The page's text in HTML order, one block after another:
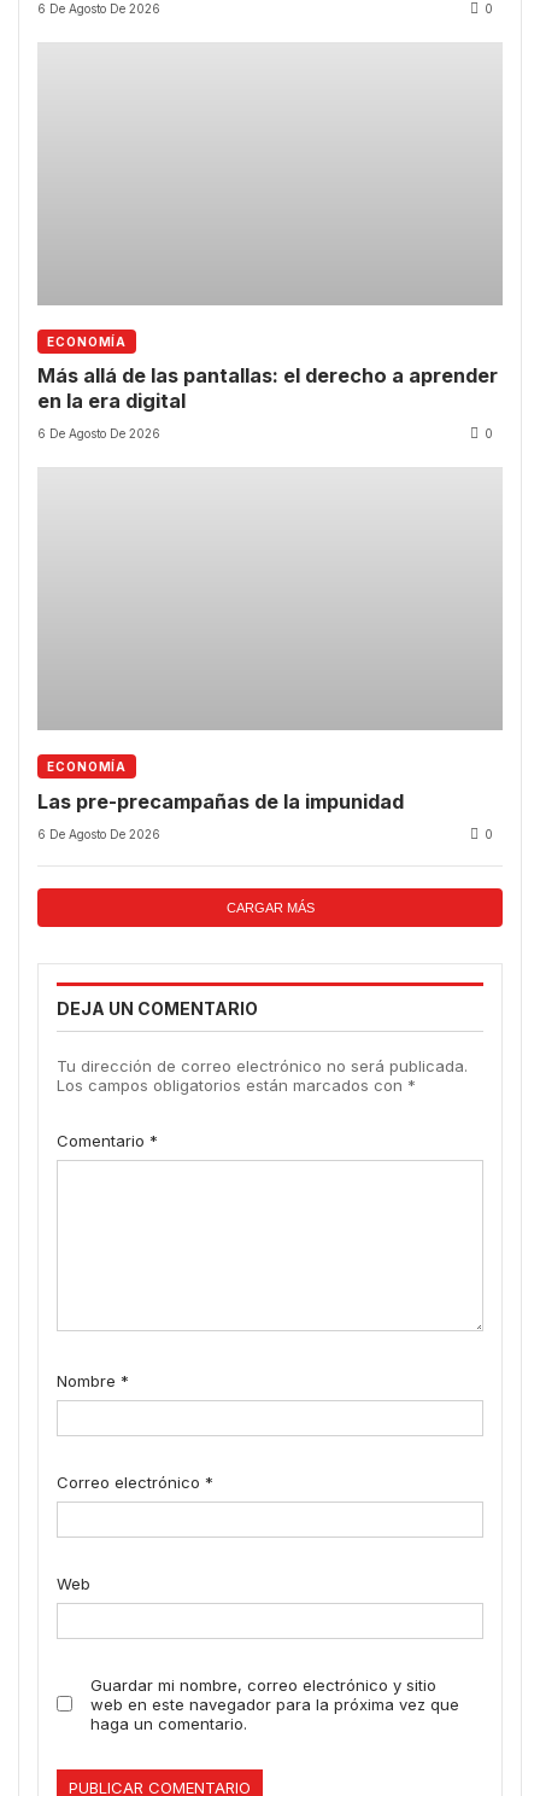
6 De Agosto De 2026 0
ECONOMÍA
Más allá de las pantallas: el derecho a aprender
en la era digital
6 De Agosto De 2026 0
ECONOMÍA
Las pre-precampañas de la impunidad
6 De Agosto De 2026 0
CARGAR MÁS
DEJA UN COMENTARIO
Tu dirección de correo electrónico no será publicada.
Los campos obligatorios están marcados con *
Comentario *
Nombre *
Correo electrónico *
Web
Guardar mi nombre, correo electrónico y sitio
web en este navegador para la próxima vez que
haga un comentario.